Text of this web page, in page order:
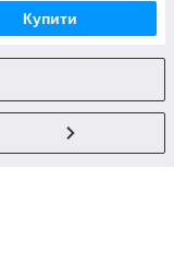
Купити